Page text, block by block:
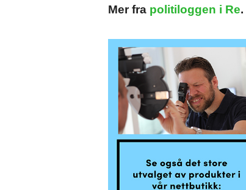
Mer fra politiloggen i Re.